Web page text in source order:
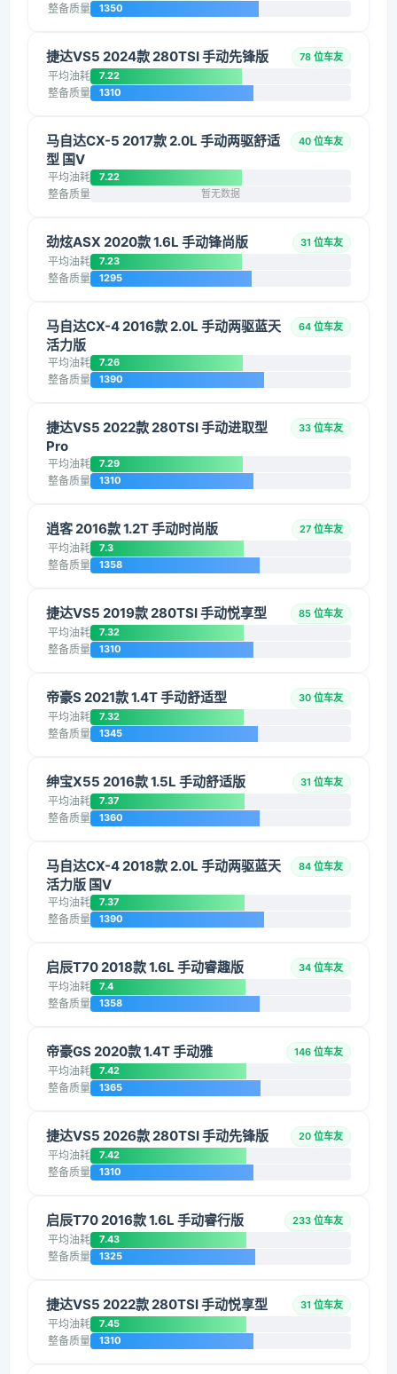
整备质量 1350
捷达VS5 2024款 280TSI 手动先锋版 78 位车友
平均油耗 7.22
整备质量 1310
马自达CX-5 2017款 2.0L 手动两驱舒适
型 国V
40 位车友
平均油耗 7.22
整备质量 暂无数据
劲炫ASX 2020款 1.6L 手动锋尚版 31 位车友
平均油耗 7.23
整备质量 1295
马自达CX-4 2016款 2.0L 手动两驱蓝天
活力版
64 位车友
平均油耗 7.26
整备质量 1390
捷达VS5 2022款 280TSI 手动进取型
Pro
33 位车友
平均油耗 7.29
整备质量 1310
逍客 2016款 1.2T 手动时尚版 27 位车友
平均油耗 7.3
整备质量 1358
捷达VS5 2019款 280TSI 手动悦享型 85 位车友
平均油耗 7.32
整备质量 1310
帝豪S 2021款 1.4T 手动舒适型 30 位车友
平均油耗 7.32
整备质量 1345
绅宝X55 2016款 1.5L 手动舒适版 31 位车友
平均油耗 7.37
整备质量 1360
马自达CX-4 2018款 2.0L 手动两驱蓝天
活力版 国V
84 位车友
平均油耗 7.37
整备质量 1390
启辰T70 2018款 1.6L 手动睿趣版 34 位车友
平均油耗 7.4
整备质量 1358
帝豪GS 2020款 1.4T 手动雅 146 位车友
平均油耗 7.42
整备质量 1365
捷达VS5 2026款 280TSI 手动先锋版 20 位车友
平均油耗 7.42
整备质量 1310
启辰T70 2016款 1.6L 手动睿行版 233 位车友
平均油耗 7.43
整备质量 1325
捷达VS5 2022款 280TSI 手动悦享型 31 位车友
平均油耗 7.45
整备质量 1310